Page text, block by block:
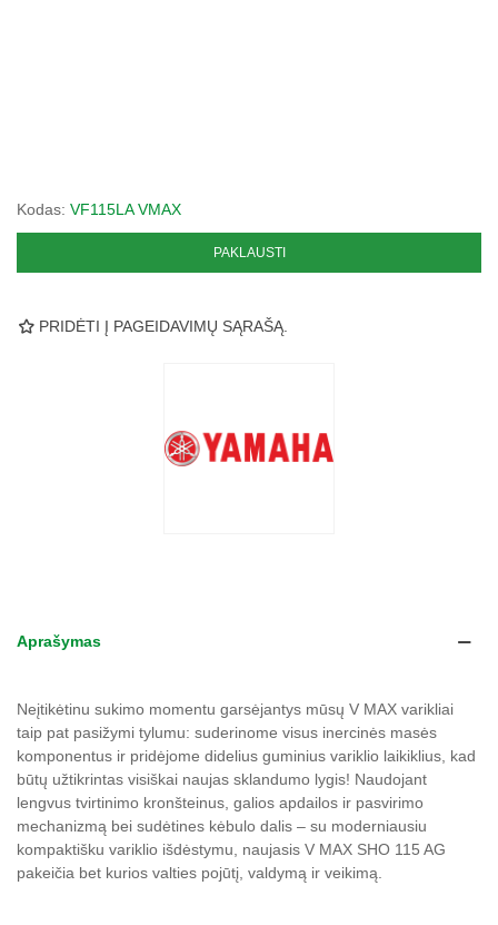
Kodas: VF115LA VMAX
PAKLAUSTI
PRIDĖTI Į PAGEIDAVIMŲ SĄRAŠĄ.
Aprašymas
Neįtikėtinu sukimo momentu garsėjantys mūsų V MAX varikliai
taip pat pasižymi tylumu: suderinome visus inercinės masės
komponentus ir pridėjome didelius guminius variklio laikiklius, kad
būtų užtikrintas visiškai naujas sklandumo lygis! Naudojant
lengvus tvirtinimo kronšteinus, galios apdailos ir pasvirimo
mechanizmą bei sudėtines kėbulo dalis – su moderniausiu
kompaktišku variklio išdėstymu, naujasis V MAX SHO 115 AG
pakeičia bet kurios valties pojūtį, valdymą ir veikimą.